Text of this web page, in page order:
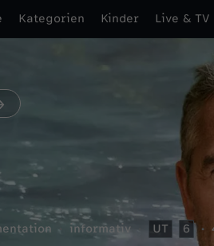
Kategorien Kinder Live & TV
informativ UT 6